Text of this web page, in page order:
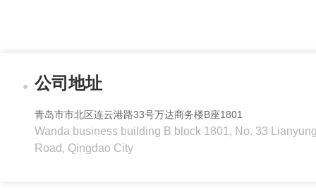
公司地址
青岛市市北区连云港路33号万达商务楼B座1801
Wanda business building B block 1801, No. 33
Road, Qingdao City